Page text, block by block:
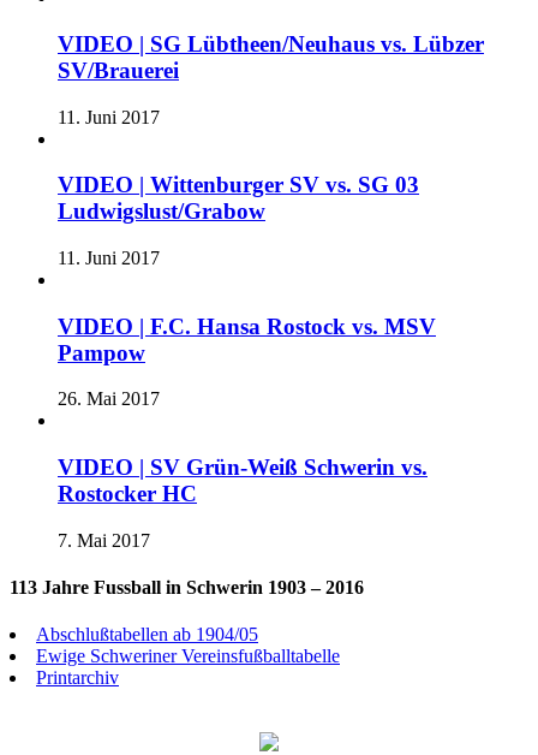
VIDEO | SG Lübtheen/Neuhaus vs. Lübzer
SV/Brauerei
11. Juni 2017
VIDEO | Wittenburger SV vs. SG 03
Ludwigslust/Grabow
11. Juni 2017
VIDEO | F.C. Hansa Rostock vs. MSV
Pampow
26. Mai 2017
VIDEO | SV Grün-Weiß Schwerin vs.
Rostocker HC
7. Mai 2017
113 Jahre Fussball in Schwerin 1903 – 2016
Abschlußtabellen ab 1904/05
Ewige Schweriner Vereinsfußballtabelle
Printarchiv